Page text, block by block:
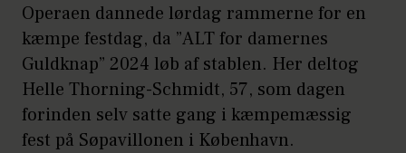
Operaen dannede lørdag rammerne for en
kæmpe festdag, da ”ALT for damernes
Guldknap” 2024 løb af stablen. Her deltog
Helle Thorning-Schmidt, 57, som dagen
forinden selv satte gang i kæmpemæssig
fest på Søpavillonen i København.